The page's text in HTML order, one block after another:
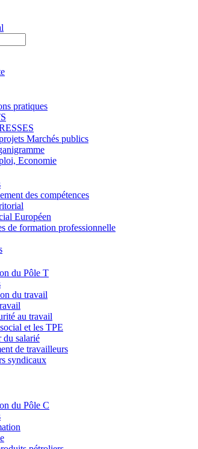
pratiques
Marchés publics
Economie
des compétences
Européen
de formation professionnelle
du Pôle T
du travail
au travail
et les TPE
du salarié
de travailleurs
syndicaux
du Pôle C